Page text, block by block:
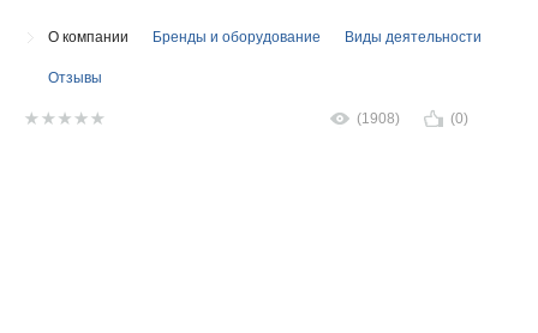
О компании Бренды и оборудование Виды деятельности
Отзывы
(1908) (0)